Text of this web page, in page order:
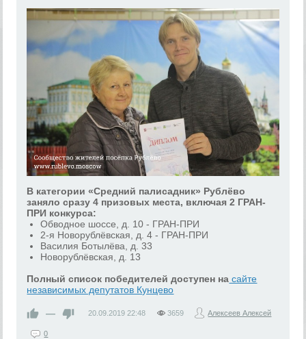
В категории «Средний палисадник» Рублёво
заняло сразу 4 призовых места, включая 2 ГРАН-
ПРИ конкурса:
Обводное шоссе, д. 10 - ГРАН-ПРИ
2-я Новорублёвская, д. 4 - ГРАН-ПРИ
Василия Ботылёва, д. 33
Новорублёвская, д. 13
Полный список победителей доступен на сайте
независимых депутатов Кунцево
— 20.09.2019 22:48 3659 Алексеев Алексей
0